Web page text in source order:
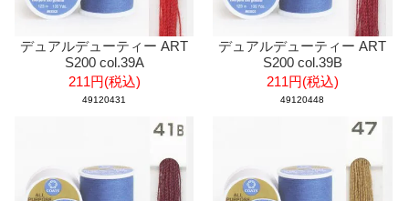
デュアルデューティー ART
S200 col.39A
211円(税込)
49120431
デュアルデューティー ART
S200 col.39B
211円(税込)
49120448